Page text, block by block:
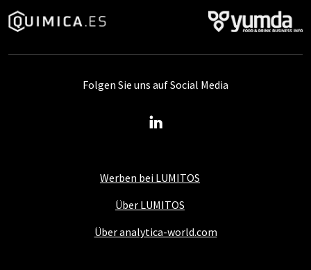
Werben bei LUMITOS
Über LUMITOS
Über analytica-world.com
Folgen Sie uns auf Social Media